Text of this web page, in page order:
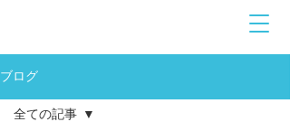
ブログ
全ての記事